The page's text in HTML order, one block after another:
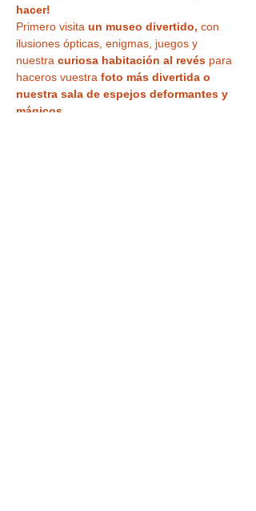
hacer!
Primero visita un museo divertido, con
ilusiones ópticas, enigmas, juegos y
nuestra curiosa habitación al revés para
haceros vuestra foto más divertida o
nuestra sala de espejos deformantes y
mágicos